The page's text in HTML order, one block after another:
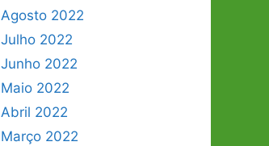
Agosto 2022
Julho 2022
Junho 2022
Maio 2022
Abril 2022
Março 2022